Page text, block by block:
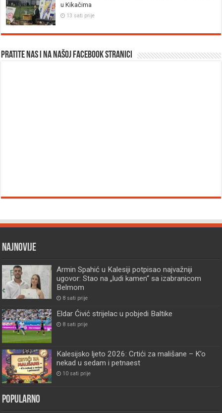
u Kikačima
13 sati prije
Pratite nas i na našoj facebook stranici
Najnovije
Armin Spahić u Kalesiji potpisao najvažniji
ugovor: Stao na „ludi kamen“ sa izabranicom
Belmom
8 sati prije
Eldar Ćivić strijelac u pobjedi Baltike
8 sati prije
Kalesijsko ljeto 2026: Crtići za mališane – K’o
nekad u sedam i petnaest
10 sati prije
Popularno